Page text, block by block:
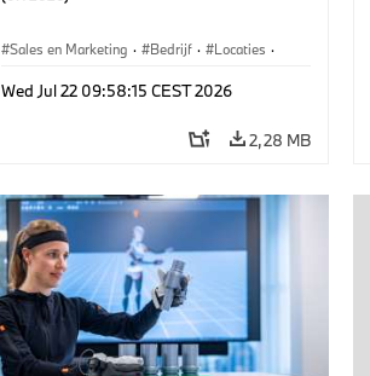
Sales en Marketing · Bedrijf · Locaties ·
Wed Jul 22 09:58:15 CEST 2026
2,28 MB